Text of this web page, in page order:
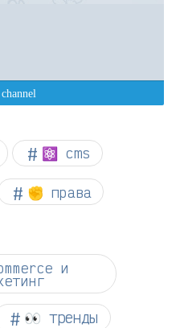
⚛ cms
✊ права
и
👀 тренды